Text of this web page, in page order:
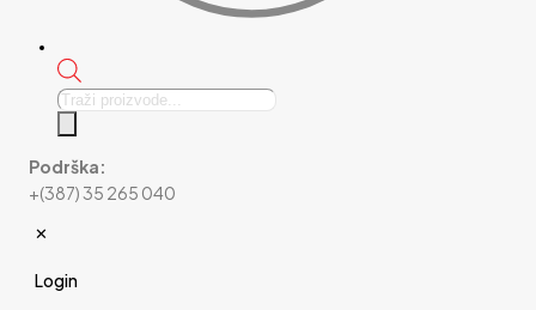
Products
Podrška:
+(387) 35 265 040
✕
Login